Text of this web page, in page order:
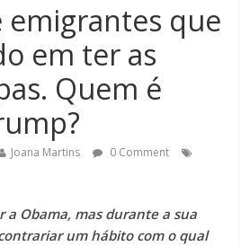
emigrantes que
em ter as
Quem é
Joana Martins
0 Comment
a Obama, mas durante a sua
um hábito com o qual